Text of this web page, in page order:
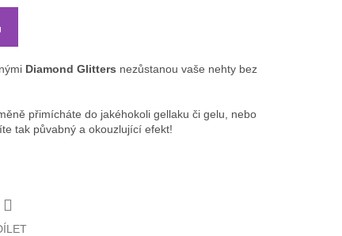
Diamond Glitters nezůstanou vaše nehty bez
přimícháte do jakéhokoli gellaku či gelu, nebo
tak půvabný a okouzlující efekt!